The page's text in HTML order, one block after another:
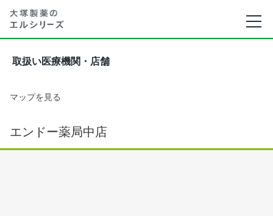
取扱い医療機関・店舗
マップを見る
エンドー薬局中店